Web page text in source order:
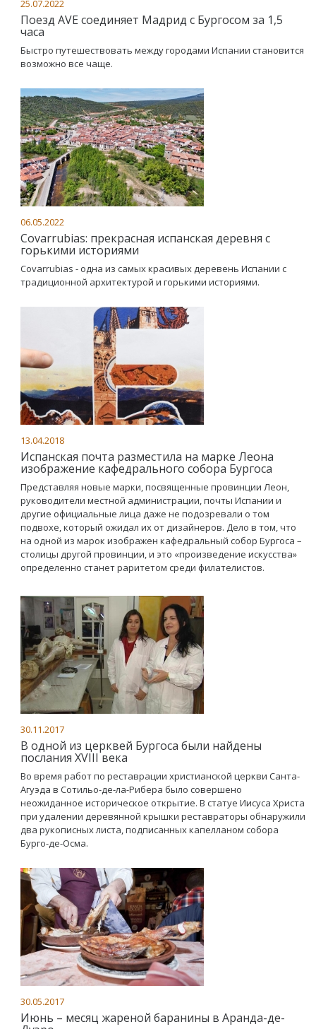
25.07.2022
Поезд AVE соединяет Мадрид с Бургосом за 1,5
часа
Быстро путешествовать между городами Испании становится
возможно все чаще.
06.05.2022
Covarrubias: прекрасная испанская деревня с
горькими историями
Covarrubias - одна из самых красивых деревень Испании с
традиционной архитектурой и горькими историями.
13.04.2018
Испанская почта разместила на марке Леона
изображение кафедрального собора Бургоса
Представляя новые марки, посвященные провинции Леон,
руководители местной администрации, почты Испании и
другие официальные лица даже не подозревали о том
подвохе, который ожидал их от дизайнеров. Дело в том, что
на одной из марок изображен кафедральный собор Бургоса –
столицы другой провинции, и это «произведение искусства»
определенно станет раритетом среди филателистов.
30.11.2017
В одной из церквей Бургоса были найдены
послания XVIII века
Во время работ по реставрации христианской церкви Санта-
Агуэда в Сотильо-де-ла-Рибера было совершено
неожиданное историческое открытие. В статуе Иисуса Христа
при удалении деревянной крышки реставраторы обнаружили
два рукописных листа, подписанных капелланом собора
Бурго-де-Осма.
30.05.2017
Июнь – месяц жареной баранины в Аранда-де-